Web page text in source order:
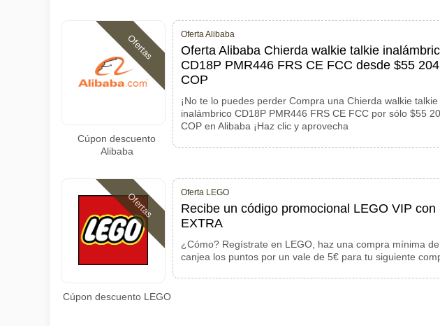
Ofertas
Cúpon descuento
Alibaba
Oferta Alibaba
Oferta Alibaba Chierda walkie talkie
CD18P PMR446 FRS CE FCC desde $55
COP
¡No te lo puedes perder Compra una Chierda walkie talkie
inalámbrico CD18P PMR446 FRS CE FCC por sólo $55
COP en Alibaba ¡Haz clic y aprovecha
Ofertas
Cúpon descuento LEGO
Oferta LEGO
Recibe un código promocional LEGO VIP con
EXTRA
¿Cómo? Regístrate en LEGO, haz una compra mínima
canjea los puntos por un vale de 5€ para tu siguiente